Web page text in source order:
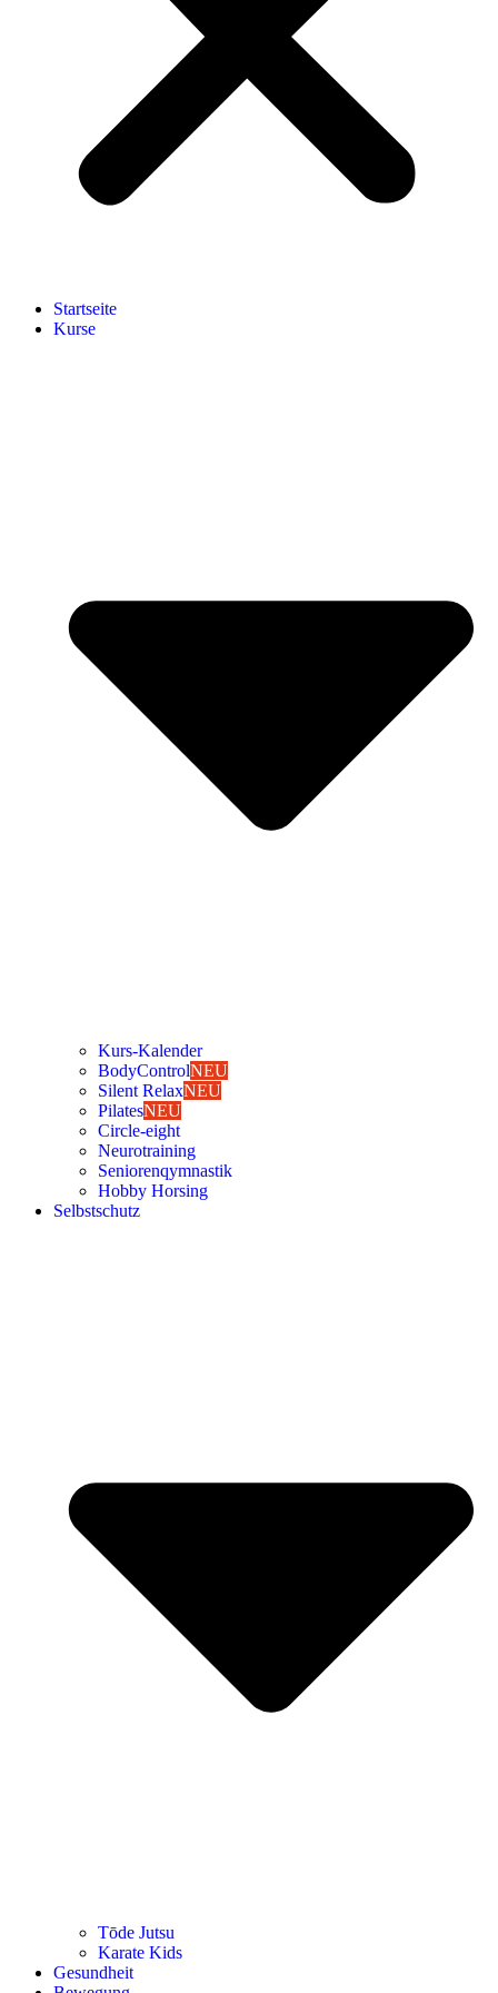
Start­sei­te
Kur­se
Kurs-Kalen­­der
Body­Con­trolNEU
Silent RelaxNEU
Pila­tesNEU
Cir­cle-eight
Neu­ro­trai­ning
Senio­ren­qym­nas­tik
Hob­by Hor­sing
Selbst­schutz
Tōde Jutsu
Kara­te Kids
Gesund­heit